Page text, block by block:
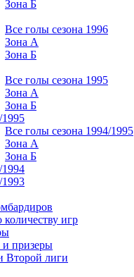
Зона Б
Все голы сезона 1996
Зона А
Зона Б
Все голы сезона 1995
Зона А
Зона Б
1995
Все голы сезона 1994/1995
Зона А
Зона Б
1994
1993
игр
призеры
Второй лиги